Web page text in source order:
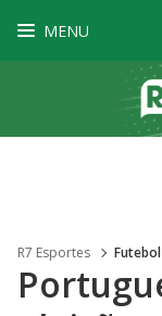
MENU
R7 Esportes Futebol